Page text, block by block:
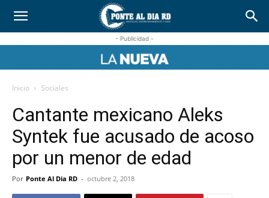
- Publicidad -
Inicio Sociales
Cantante mexicano Aleks
Syntek fue acusado de acoso
por un menor de edad
Por Ponte Al Dia RD - octubre 2, 2018